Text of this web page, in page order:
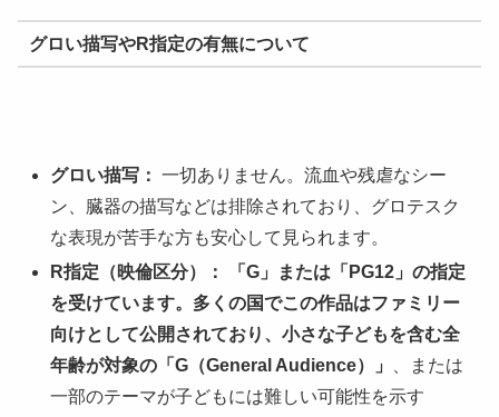
グロい描写やR指定の有無について
グロい描写： 一切ありません。流血や残虐なシー
ン、臓器の描写などは排除されており、グロテスク
な表現が苦手な方も安心して見られます。
R指定（映倫区分）：
「G」または「PG12」の指定
を受けています。多くの国でこの作品はファミリー
向けとして公開されており、小さな子どもを含む全
年齢が対象の「G（General Audience）」
、または
一部のテーマが子どもには難しい可能性を示す